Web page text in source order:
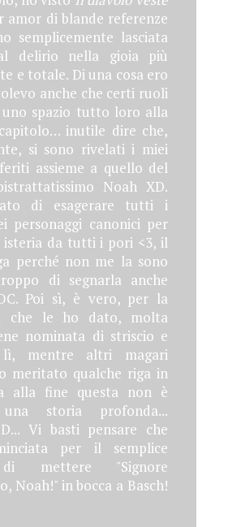
amor di blande referenze
semplicemente lasciata
delirio nella gioia più
e totale. Di una cosa ero
anche che certi ruoli
uno spazio tutto loro alla
inutile dire che,
si sono rivelati i miei
assieme a quello del
Noah XD.
di esagerare tutti i
personaggi canonici per
isteria da tutti i pori <3, il
perché non me la sono
di segnarla anche
Poi sì, è vero, per la
che le ho dato, molta
nominata di striscio e
lì, mentre altri magari
meritato qualche riga in
alla fine questa non è
storia profonda...
Vi basti pensare che
per il semplice
mettere "Signore
Noah!" in bocca a Basch!